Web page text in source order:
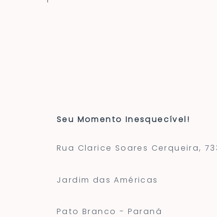
Seu Momento Inesquecível!
Rua Clarice Soares Cerqueira,
Jardim das Américas
Pato Branco - Paraná